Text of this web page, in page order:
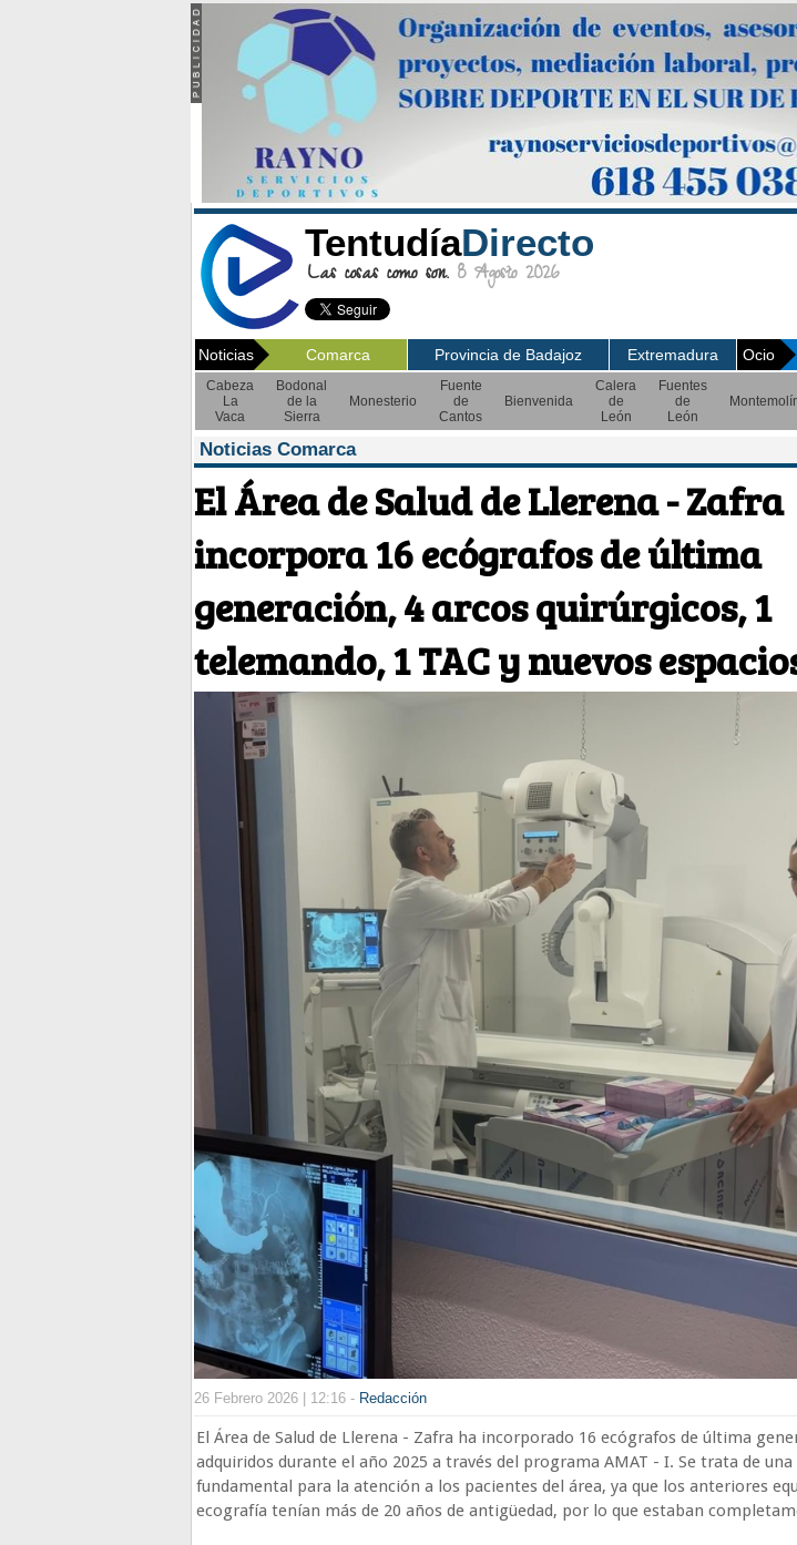
TentudíaDirecto
Las cosas como son. 8 Agosto 2026
Noticias Comarca Provincia de Badajoz Extremadura Ocio
Cabeza
La
Vaca
Bodonal
de la
Sierra
Monesterio
Fuente
de
Cantos
Bienvenida
Calera
de
León
Fuentes
de
León
Noticias Comarca
El Área de Salud de Llerena - Zafra
incorpora 16 ecógrafos de última
generación, 4 arcos quirúrgicos, 1
telemando, 1 TAC y nuevos
26 Febrero 2026 | 12:16 - Redacción
El Área de Salud de Llerena - Zafra ha incorporado 16 ecógrafos de última
adquiridos durante el año 2025 a través del programa AMAT - I. Se trata de
fundamental para la atención a los pacientes del área, ya que los anteriores
ecografía tenían más de 20 años de antigüedad, por lo que estaban